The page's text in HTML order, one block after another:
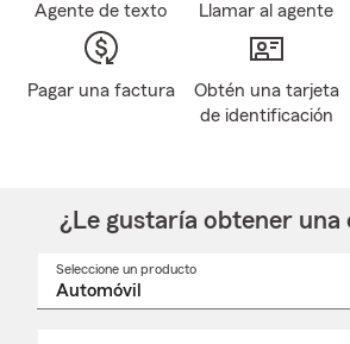
Agente de texto Llamar al agente
Pagar una factura
Obtén una tarjeta
de identificación
¿Le gustaría obtener una
Seleccione un producto